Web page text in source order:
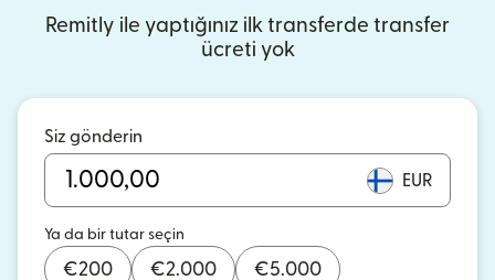
Remitly ile yaptığınız ilk transferde transfer
ücreti yok
Siz gönderin
EUR
Ya da bir tutar seçin
€200 €2.000 €5.000